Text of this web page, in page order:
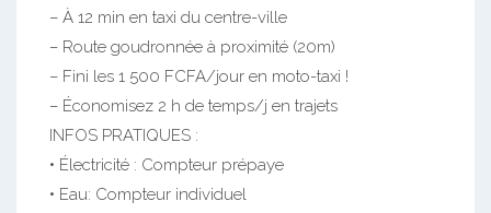
– À 12 min en taxi du centre-ville
– Route goudronnée à proximité (20m)
– Fini les 1 500 FCFA/jour en moto-taxi !
– Économisez 2 h de temps/j en trajets
INFOS PRATIQUES :
• Électricité : Compteur prépaye
• Eau: Compteur individuel